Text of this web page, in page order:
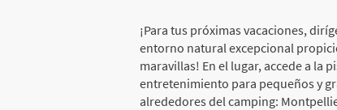
¡Para tus próximas vacaciones,
entorno natural excepcional
maravillas! En el lugar, accede a la
entretenimiento para pequeños y
alrededores del camping: